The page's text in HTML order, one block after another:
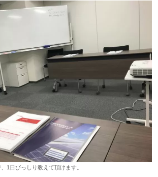
1日びっしり教えて頂けます。